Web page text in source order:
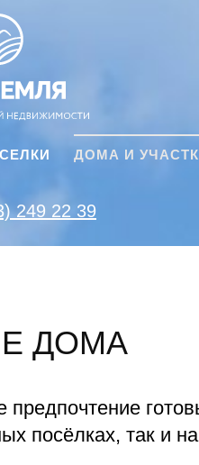
ДОМА И
249 22 39
ДОМА
предпочтение
посёлках, так и